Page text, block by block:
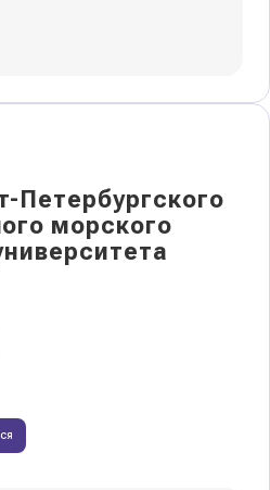
Петербургского
морского